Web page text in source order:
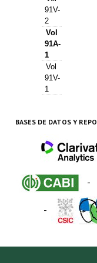
91V-
2
Vol
91A-
1
Vol
91V-
1
BASES DE DATOS Y
-
-